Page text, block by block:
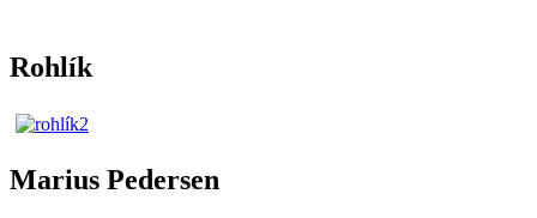
Rohlík
Marius Pedersen